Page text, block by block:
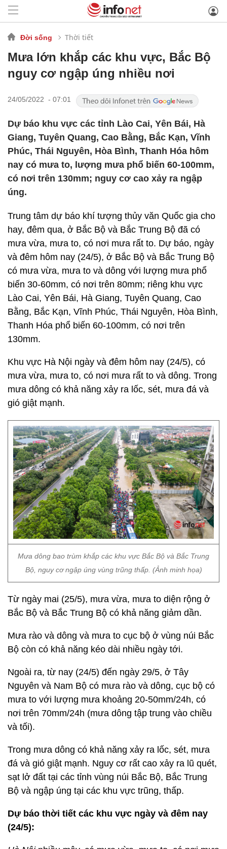
Đời sống Thời tiết
Mưa lớn khắp các khu vực, Bắc Bộ
nguy cơ ngập úng nhiều nơi
24/05/2022 - 07:01
Dự báo khu vực các tỉnh Lào Cai, Yên Bái, Hà
Giang, Tuyên Quang, Cao Bằng, Bắc Kạn, Vĩnh
Phúc, Thái Nguyên, Hòa Bình, Thanh Hóa hôm
nay có mưa to, lượng mưa phổ biến 60-100mm,
có nơi trên 130mm; nguy cơ cao xảy ra ngập
úng.
Trung tâm dự báo khí tượng thủy văn Quốc gia cho
hay, đêm qua, ở Bắc Bộ và Bắc Trung Bộ đã có
mưa vừa, mưa to, có nơi mưa rất to. Dự báo, ngày
và đêm hôm nay (24/5), ở Bắc Bộ và Bắc Trung Bộ
có mưa vừa, mưa to và dông với lượng mưa phổ
biến 30-60mm, có nơi trên 80mm; riêng khu vực
Lào Cai, Yên Bái, Hà Giang, Tuyên Quang, Cao
Bằng, Bắc Kạn, Vĩnh Phúc, Thái Nguyên, Hòa Bình,
Thanh Hóa phổ biến 60-100mm, có nơi trên
130mm.
Khu vực Hà Nội ngày và đêm hôm nay (24/5), có
mưa vừa, mưa to, có nơi mưa rất to và dông. Trong
mưa dông có khả năng xảy ra lốc, sét, mưa đá và
gió giật mạnh.
Mưa dông bao trùm khắp các khu vực Bắc Bộ và Bắc Trung
Bộ, nguy cơ ngập úng vùng trũng thấp. (Ảnh minh họa)
Từ ngày mai (25/5), mưa vừa, mưa to diện rộng ở
Bắc Bộ và Bắc Trung Bộ có khả năng giảm dần.
Mưa rào và dông và mưa to cục bộ ở vùng núi Bắc
Bộ còn có khả năng kéo dài nhiều ngày tới.
Ngoài ra, từ nay (24/5) đến ngày 29/5, ở Tây
Nguyên và Nam Bộ có mưa rào và dông, cục bộ có
mưa to với lượng mưa khoảng 20-50mm/24h, có
nơi trên 70mm/24h (mưa dông tập trung vào chiều
và tối).
Trong mưa dông có khả năng xảy ra lốc, sét, mưa
đá và gió giật mạnh. Nguy cơ rất cao xảy ra lũ quét,
sạt lở đất tại các tỉnh vùng núi Bắc Bộ, Bắc Trung
Bộ và ngập úng tại các khu vực trũng, thấp.
Dự báo thời tiết các khu vực ngày và đêm nay
(24/5):